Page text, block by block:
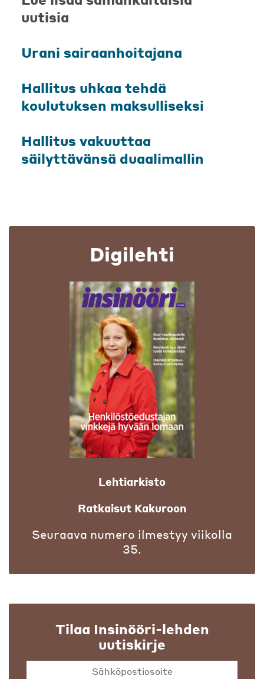
uutisia
Urani sairaanhoitajana
Hallitus uhkaa tehdä
koulutuksen maksulliseksi
Hallitus vakuuttaa
säilyttävänsä duaalimallin
Digilehti
Lehtiarkisto
Ratkaisut Kakuroon
Seuraava numero ilmestyy viikolla
35.
Tilaa Insinööri-lehden
uutiskirje